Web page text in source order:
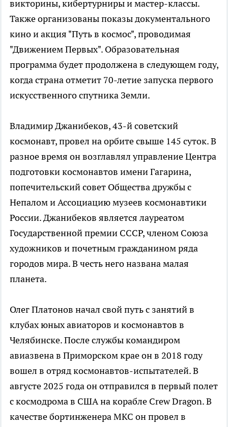
викторины, кибертурниры и мастер-классы.
Также организованы показы документального
кино и акция "Путь в космос", проводимая
"Движением Первых". Образовательная
программа будет продолжена в следующем году,
когда страна отметит 70-летие запуска первого
искусственного спутника Земли.
Владимир Джанибеков, 43-й советский
космонавт, провел на орбите свыше 145 суток. В
разное время он возглавлял управление Центра
подготовки космонавтов имени Гагарина,
попечительский совет Общества дружбы с
Непалом и Ассоциацию музеев космонавтики
России. Джанибеков является лауреатом
Государственной премии СССР, членом Союза
художников и почетным гражданином ряда
городов мира. В честь него названа малая
планета.
Олег Платонов начал свой путь с занятий в
клубах юных авиаторов и космонавтов в
Челябинске. После службы командиром
авиазвена в Приморском крае он в 2018 году
вошел в отряд космонавтов-испытателей. В
августе 2025 года он отправился в первый полет
с космодрома в США на корабле Crew Dragon. В
качестве бортинженера МКС он провел в